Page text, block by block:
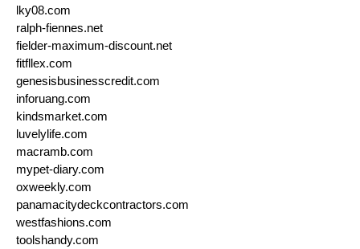
lky08.com
ralph-fiennes.net
fielder-maximum-discount.net
fitfllex.com
genesisbusinesscredit.com
inforuang.com
kindsmarket.com
luvelylife.com
macramb.com
mypet-diary.com
oxweekly.com
panamacitydeckcontractors.com
westfashions.com
toolshandy.com